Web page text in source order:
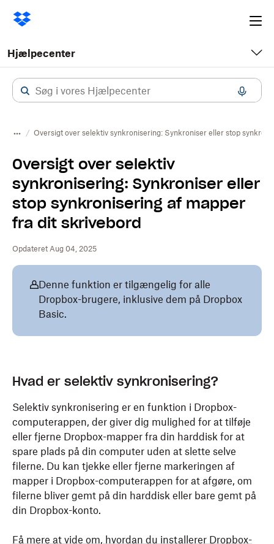
Hjælpecenter
Oversigt over selektiv synkronisering: Synkroniser eller stop
Oversigt over selektiv
synkronisering: Synkroniser eller
stop synkronisering af mapper
fra dit skrivebord
Opdateret Aug 04, 2025
Denne funktion er tilgængelig for alle
Dropbox-brugere, inklusive dem på Dropbox
Basic.
Hvad er selektiv synkronisering?
Selektiv synkronisering er en funktion i Dropbox-
computerappen, der giver dig mulighed for at tilføje
eller fjerne Dropbox-mapper fra din harddisk for at
spare plads på din computer uden at slette selve
filerne. Du kan tjekke eller fjerne markeringen af
mapper i Dropbox-computerappen for at afgøre, om
filerne bliver gemt på din harddisk eller bare gemt på
din Dropbox-konto.
Få mere at vide om, hvordan du installerer Dropbox-